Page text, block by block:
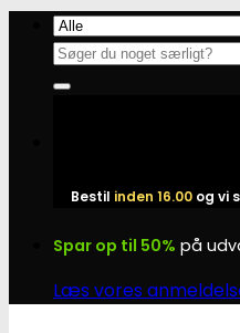
Fortsæt
indhold
Søg
efter:
Bestil inden 16.00 og vi
Spar op til 50% på
Læs vores